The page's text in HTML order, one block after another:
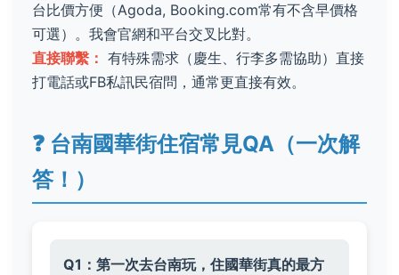
台比價方便（Agoda, Booking.com常有不含早價格
可選）。我會官網和平台交叉比對。
直接聯繫： 有特殊需求（慶生、行李多需協助）直接
打電話或FB私訊民宿問，通常更直接有效。
❓ 台南國華街住宿常見QA（一次解
答！）
Q1：第一次去台南玩，住國華街真的最方